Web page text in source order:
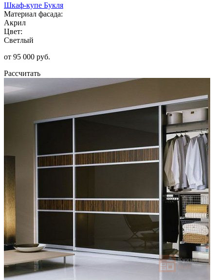
Шкаф-купе Букля
Материал фасада:
Акрил
Цвет:
Светлый
от 95 000 руб.
Рассчитать